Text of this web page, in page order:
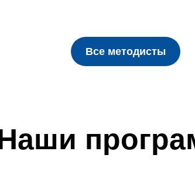
Все методисты